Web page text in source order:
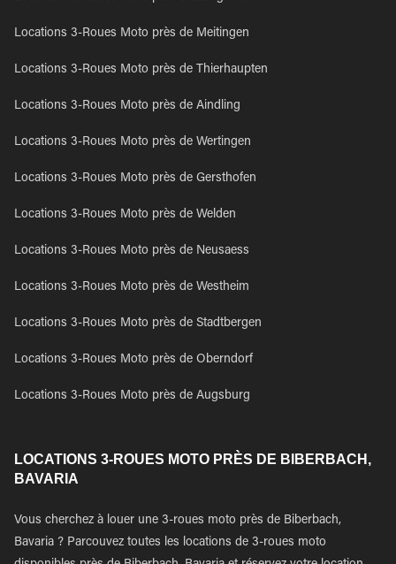
Locations 3-Roues Moto près de Meitingen
Locations 3-Roues Moto près de Thierhaupten
Locations 3-Roues Moto près de Aindling
Locations 3-Roues Moto près de Wertingen
Locations 3-Roues Moto près de Gersthofen
Locations 3-Roues Moto près de Welden
Locations 3-Roues Moto près de Neusaess
Locations 3-Roues Moto près de Westheim
Locations 3-Roues Moto près de Stadtbergen
Locations 3-Roues Moto près de Oberndorf
Locations 3-Roues Moto près de Augsburg
LOCATIONS 3-ROUES MOTO PRÈS DE BIBERBACH,
BAVARIA
Vous cherchez à louer une 3-roues moto près de Biberbach,
Bavaria ? Parcouvez toutes les locations de 3-roues moto